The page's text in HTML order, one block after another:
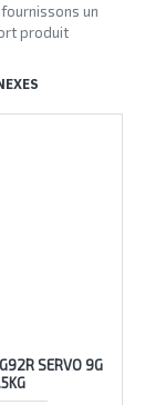
un
produit
SERVO 9G